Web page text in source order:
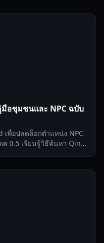
อชุมชนและ NPC ฉบับ
เพื่อปลดล็อกตำแหน่ง NPC
ต 0.5 เรียนรู้วิธีค้นหา Qin